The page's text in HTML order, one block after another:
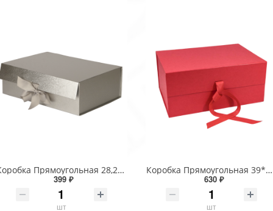
Коробка Прямоугольная 28,2*20*9,2 складная на магнитах "Люкс" Серебряный 1/48
399 ₽
шт
Коробка Прямоугольная 39*28*17,8 складная на магнитах "Люкс" Красный 1/24
630 ₽
шт